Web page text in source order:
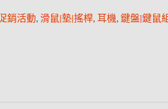
銷活動, 滑鼠|墊|搖桿, 耳機, 鍵盤|鍵鼠